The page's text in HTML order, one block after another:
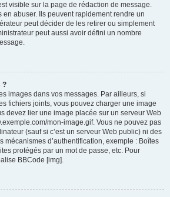
visible sur la page de rédaction de message.
en abuser. Ils peuvent rapidement rendre un
peut décider de les retirer ou simplement
peut aussi avoir défini un nombre
?
images dans vos messages. Par ailleurs, si
fichiers joints, vous pouvez charger une image
devez lier une image placée sur un serveur Web
mon-image.gif. Vous ne pouvez pas
(sauf si c’est un serveur Web public) ni des
mécanismes d’authentification, exemple : Boîtes
protégés par un mot de passe, etc. Pour
BBCode [img].